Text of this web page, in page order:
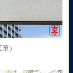
）